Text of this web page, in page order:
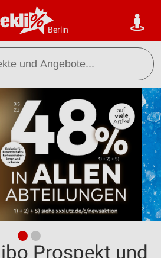
Berlin
Prospekt und